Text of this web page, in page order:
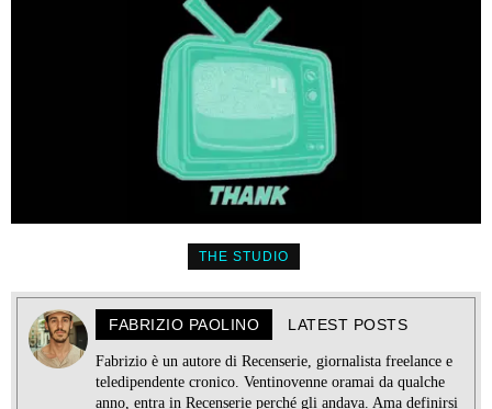
THE STUDIO
FABRIZIO PAOLINO LATEST POSTS
Fabrizio è un autore di Recenserie, giornalista freelance e
teledipendente cronico. Ventinovenne oramai da qualche
anno, entra in Recenserie perché gli andava. Ama definirsi